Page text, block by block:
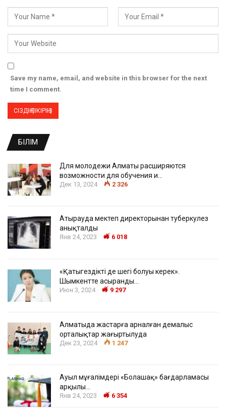
Save my name, email, and website in this browser for the next
time I comment.
БІЛІМ
Для молодежи Алматы расширяются
возможности для обучения и…
Дек 13, 2024 2 326
Атырауда мектеп директорынан туберкулез
анықталды
Янв 24, 2023 6 018
«Қатыгездіктің де шегі болуы керек».
Шымкентте асыранды…
Июн 3, 2024 9 297
Алматыда жастарға арналған демалыс
орталықтар жаңғыртылуда
Дек 23, 2024 1 247
Ауыл мұғалімдері «Болашақ» бағдарламасы
арқылы…
Янв 24, 2023 6 354